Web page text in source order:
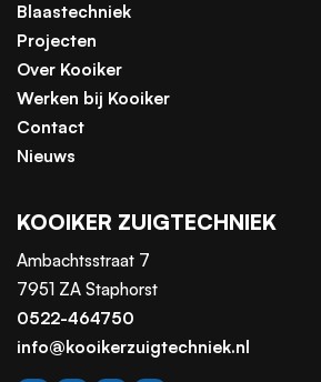
Blaastechniek
Projecten
Over Kooiker
Werken bij Kooiker
Contact
Nieuws
KOOIKER ZUIGTECHNIEK
Ambachtsstraat 7
7951 ZA Staphorst
0522-464750
info@kooikerzuigtechniek.nl